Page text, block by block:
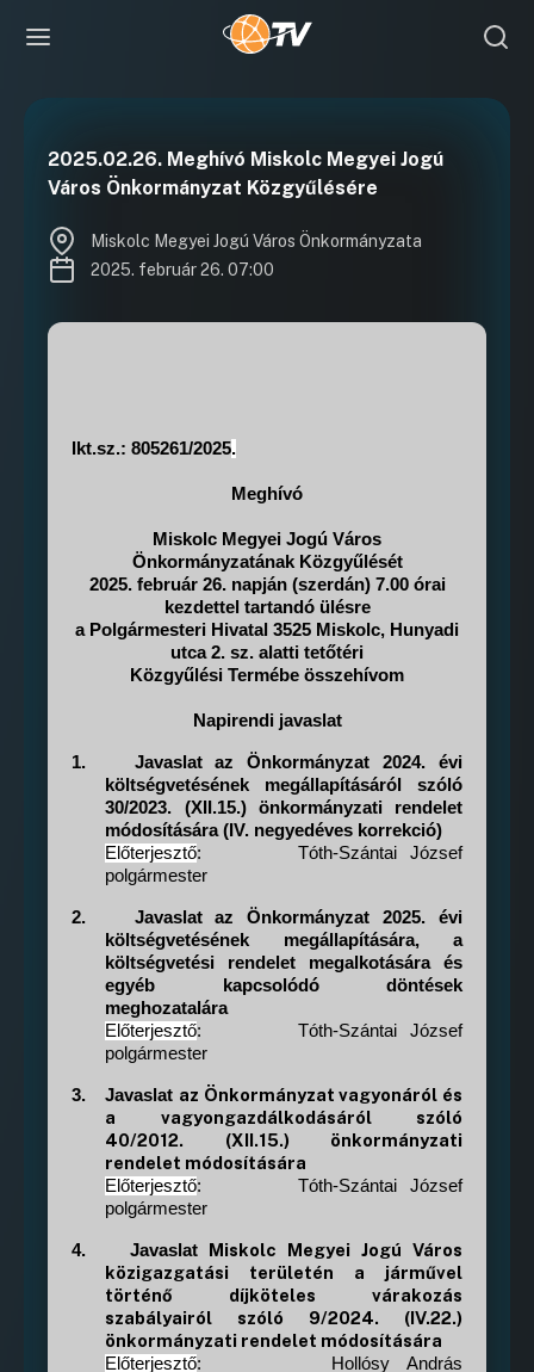
2025.02.26. Meghívó Miskolc Megyei Jogú
Város Önkormányzat Közgyűlésére
Miskolc Megyei Jogú Város Önkormányzata
2025. február 26. 07:00
Ikt.sz.: 805261/2025.
Meghívó
Miskolc Megyei Jogú Város
Önkormányzatának Közgyűlését
2025. február 26. napján (szerdán) 7.00 órai
kezdettel tartandó ülésre
a Polgármesteri Hivatal 3525 Miskolc, Hunyadi
utca 2. sz. alatti tetőtéri
Közgyűlési Termébe összehívom
Napirendi javaslat
1.
Javaslat az Önkormányzat 2024. évi
költségvetésének megállapításáról szóló
30/2023. (XII.15.) önkormányzati rendelet
módosítására (IV. negyedéves korrekció)
Előterjesztő:
Tóth-Szántai József
polgármester
2.
Javaslat az Önkormányzat 2025. évi
költségvetésének megállapítására, a
költségvetési rendelet megalkotására és
egyéb kapcsolódó döntések
meghozatalára
Előterjesztő:
Tóth-Szántai József
polgármester
3. Javaslat az Önkormányzat vagyonáról és
a vagyongazdálkodásáról szóló
40/2012. (XII.15.) önkormányzati
rendelet módosítására
Előterjesztő:
Tóth-Szántai József
polgármester
4. Javaslat Miskolc Megyei Jogú Város
közigazgatási területén a járművel
történő díjköteles várakozás
szabályairól szóló 9/2024. (IV.22.)
önkormányzati rendelet módosítására
Előterjesztő:
Hollósy András